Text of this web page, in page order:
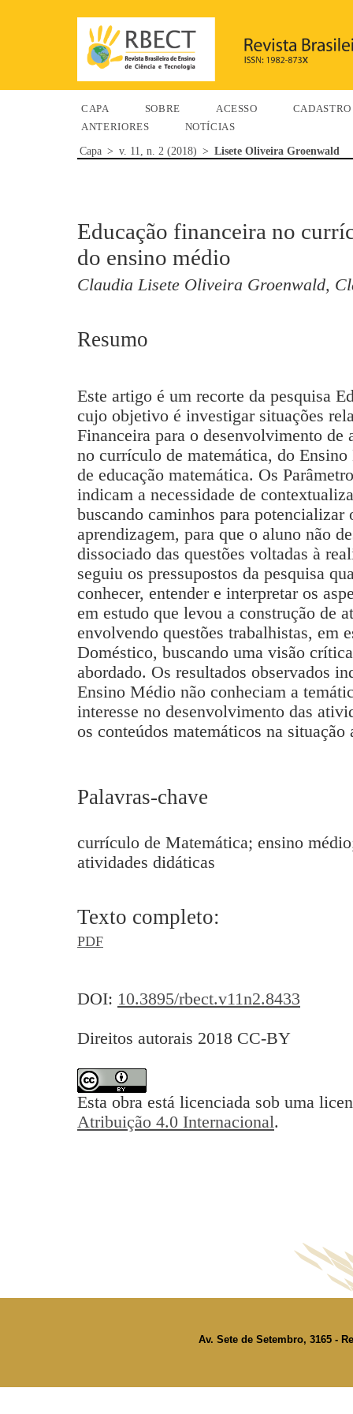
CAPA SOBRE ACESSO
CADASTRO
ANTERIORES
NOTÍCIAS
Capa > v. 11, n. 2 (2018) > Lisete Oliveira Groenwald
Educação financeira no
do ensino médio
Claudia Lisete Oliveira Groenwald,
Resumo
Este artigo é um recorte da pesquisa
cujo objetivo é investigar situações
Financeira para o desenvolvimento
no currículo de matemática, do
de educação matemática. Os
indicam a necessidade de
buscando caminhos para potencializar
aprendizagem, para que o aluno não
dissociado das questões voltadas à
seguiu os pressupostos da pesquisa
conhecer, entender e interpretar os
em estudo que levou a construção de
envolvendo questões trabalhistas, em
Doméstico, buscando uma visão
abordado. Os resultados observados
Ensino Médio não conheciam a
interesse no desenvolvimento das
os conteúdos matemáticos na situação
Palavras-chave
currículo de Matemática; ensino
atividades didáticas
Texto completo:
PDF
DOI: 10.3895/rbect.v11n2.8433
Direitos autorais 2018 CC-BY
Esta obra está licenciada sob uma
Atribuição 4.0 Internacional.
Av. Sete de Setembro, 3165 -